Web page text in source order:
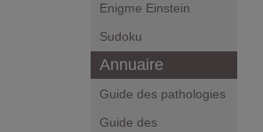
Enigme Einstein
Sudoku
Annuaire
Guide des pathologies
Guide des